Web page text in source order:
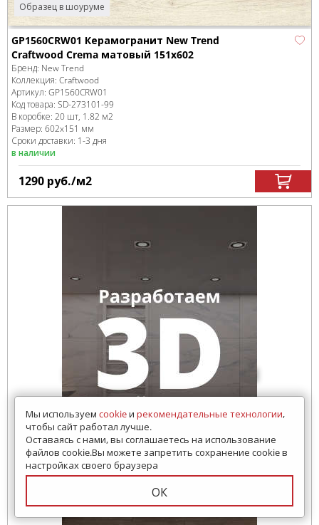
Образец в шоуруме
GP1560CRW01 Керамогранит New Trend
Craftwood Crema матовый 151x602
Бренд: New Trend
Коллекция: Craftwood
Артикул: GP1560CRW01
Код товара: SD-273101-99
В коробке: 20 шт, 1.82 м2
Размер: 602x151 мм
Сроки доставки: 1-3 дня
в наличии
1290 руб./м2
Мы используем cookieи рекомендательные технологии,
чтобы сайт работал лучше.
Оставаясь с нами, вы соглашаетесь на использование
файлов cookie.Вы можете запретить сохранение cookie в
настройках своего браузера
ОК